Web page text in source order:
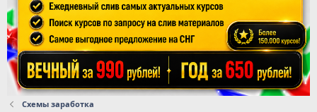
Схемы заработка